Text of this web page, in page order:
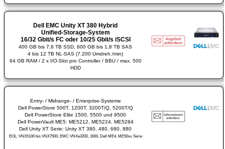
Dell EMC Unity XT 380 Hybrid
Unified-Storage-System
16/32 Gbit/s FC oder 10/25 Gbit/s iSCSI
400 GB bis 7,6 TB SSD, 600 GB bis 1,8 TB SAS
4 bis 12 TB NL-SAS (7.200 Umdreh./min)
64 GB RAM / 2 x I/O-Slot pro Controller / BBU / max. 500
HDD
Entry- / Midrange- / Enterprise-Systeme
Dell PowerStore 500T, 1200T, 3200T/Q, 5200T/Q
Dell PowerStore Elite 1500, 5500 und 9500
Dell PowerVault ME5: ME5212, ME5224, ME5284
Dell Unity XT Serie: Unity XT 380, 480, 680, 880
EOL: VNX5100 bis VNX7500, EMC VNXe3200, 1600, Dell ME4, ME50xx Serie